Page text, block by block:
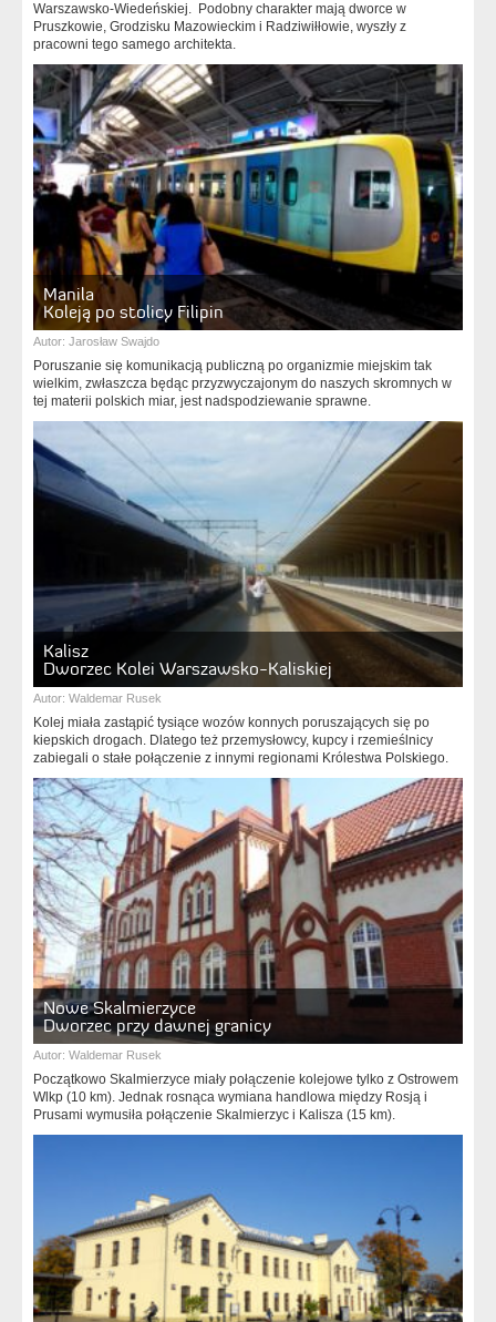
Warszawsko-Wiedeńskiej. Podobny charakter mają dworce w
Pruszkowie, Grodzisku Mazowieckim i Radziwiłłowie, wyszły z
pracowni tego samego architekta.
Manila
Koleją po stolicy Filipin
Autor: Jarosław Swajdo
Poruszanie się komunikacją publiczną po organizmie miejskim tak
wielkim, zwłaszcza będąc przyzwyczajonym do naszych skromnych w
tej materii polskich miar, jest nadspodziewanie sprawne.
Kalisz
Dworzec Kolei Warszawsko-Kaliskiej
Autor: Waldemar Rusek
Kolej miała zastąpić tysiące wozów konnych poruszających się po
kiepskich drogach. Dlatego też przemysłowcy, kupcy i rzemieślnicy
zabiegali o stałe połączenie z innymi regionami Królestwa Polskiego.
Nowe Skalmierzyce
Dworzec przy dawnej granicy
Autor: Waldemar Rusek
Początkowo Skalmierzyce miały połączenie kolejowe tylko z Ostrowem
Wlkp (10 km). Jednak rosnąca wymiana handlowa między Rosją i
Prusami wymusiła połączenie Skalmierzyc i Kalisza (15 km).